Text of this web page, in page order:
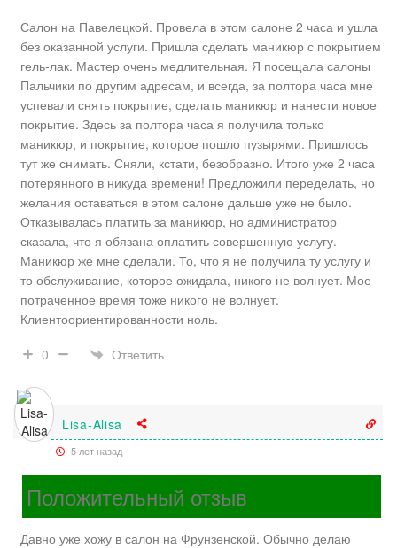
Салон на Павелецкой. Провела в этом салоне 2 часа и ушла
без оказанной услуги. Пришла сделать маникюр с покрытием
гель-лак. Мастер очень медлительная. Я посещала салоны
Пальчики по другим адресам, и всегда, за полтора часа мне
успевали снять покрытие, сделать маникюр и нанести новое
покрытие. Здесь за полтора часа я получила только
маникюр, и покрытие, которое пошло пузырями. Пришлось
тут же снимать. Сняли, кстати, безобразно. Итого уже 2 часа
потерянного в никуда времени! Предложили переделать, но
желания оставаться в этом салоне дальше уже не было.
Отказывалась платить за маникюр, но администратор
сказала, что я обязана оплатить совершенную услугу.
Маникюр же мне сделали. То, что я не получила ту услугу и
то обслуживание, которое ожидала, никого не волнует. Мое
потраченное время тоже никого не волнует.
Клиентоориентированности ноль.
0
Ответить
Lisa-Alisa
5 лет назад
Положительный отзыв
Давно уже хожу в салон на Фрунзенской. Обычно делаю